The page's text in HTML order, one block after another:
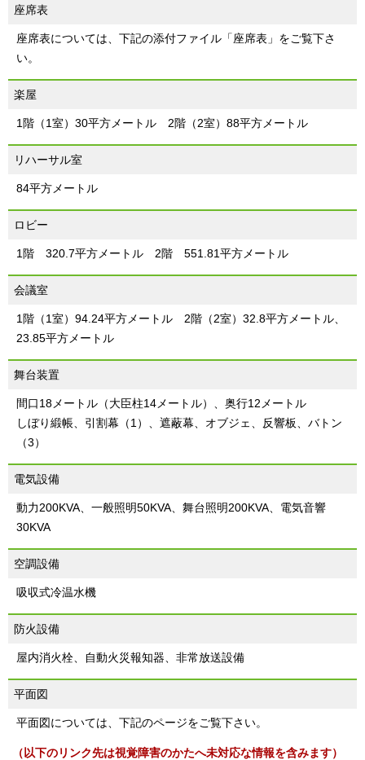
座席表
座席表については、下記の添付ファイル「座席表」をご覧下さ
い。
楽屋
1階（1室）30平方メートル 2階（2室）88平方メートル
リハーサル室
84平方メートル
ロビー
1階 320.7平方メートル 2階 551.81平方メートル
会議室
1階（1室）94.24平方メートル 2階（2室）32.8平方メートル、
23.85平方メートル
舞台装置
間口18メートル（大臣柱14メートル）、奥行12メートル
しぼり緞帳、引割幕（1）、遮蔽幕、オブジェ、反響板、バトン
（3）
電気設備
動力200KVA、一般照明50KVA、舞台照明200KVA、電気音響
30KVA
空調設備
吸収式冷温水機
防火設備
屋内消火栓、自動火災報知器、非常放送設備
平面図
平面図については、下記のページをご覧下さい。
（以下のリンク先は視覚障害のかたへ未対応な情報を含みます）